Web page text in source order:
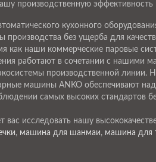
производственную эффективность
кухонного
производства без ущерба для
как наши коммерческие паровые
работают в сочетании с нашими
производственной линии.
машины ANKO обеспечивают
самых высоких стандартов
вас исследовать нашу
, машина для шанмаи, машина для